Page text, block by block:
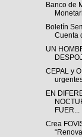
Banco de
Boletín
Cuenta
UN
CEPAL y
EN
FUER...
Crea